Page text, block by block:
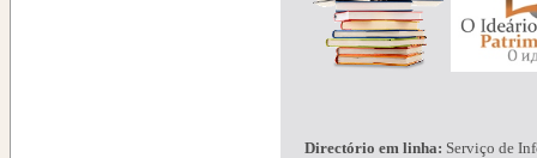
Directório em linha: Serviço de